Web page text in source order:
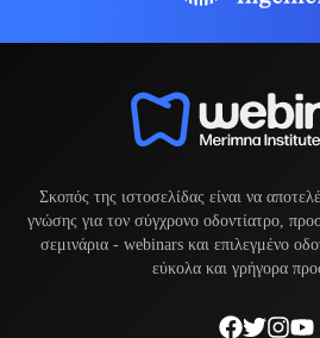
Σκοπός της ιστοσελίδας είναι να
γνώσης για τον σύγχρονο οδοντίατρο,
σεμινάρια - webinars και επιλεγμένο
εύκολα και γρήγορα